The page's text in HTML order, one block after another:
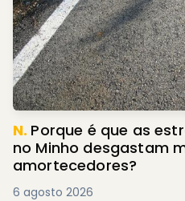
N. Porque é que as
no Minho desgastam
amortecedores?
6 agosto 2026